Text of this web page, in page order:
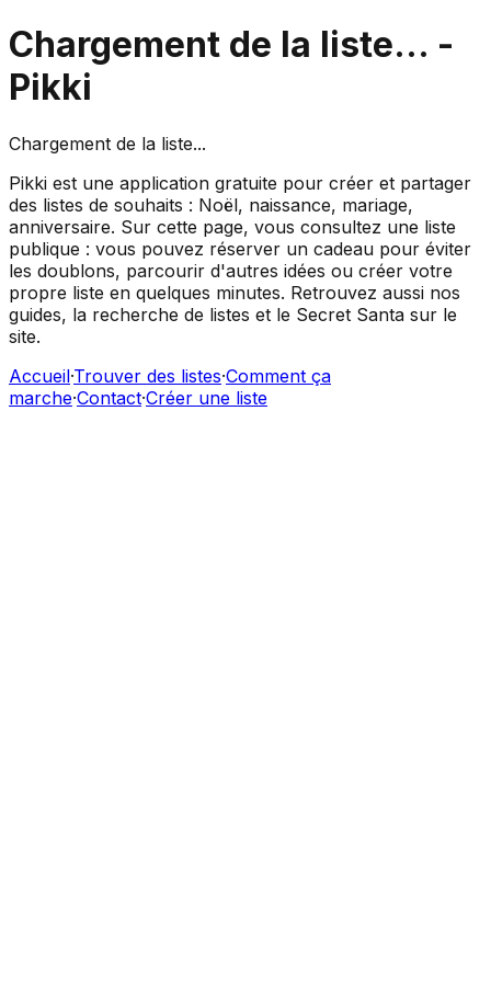
Chargement de la liste... -
Pikki
Chargement de la liste...
Pikki est une application gratuite pour créer et partager
des listes de souhaits : Noël, naissance, mariage,
anniversaire. Sur cette page, vous consultez une liste
publique : vous pouvez réserver un cadeau pour éviter
les doublons, parcourir d'autres idées ou créer votre
propre liste en quelques minutes. Retrouvez aussi nos
guides, la recherche de listes et le Secret Santa sur le
site.
Accueil·Trouver des listes·Comment ça
marche·Contact·Créer une liste